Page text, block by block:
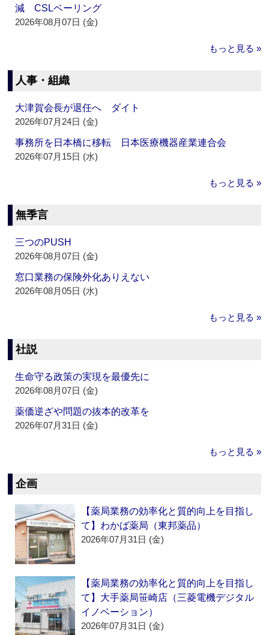
減 CSLベーリング
2026年08月07日 (金)
もっと見る »
人事・組織
大津賀会長が退任へ ダイト
2026年07月24日 (金)
事務所を日本橋に移転 日本医療機器産業連合会
2026年07月15日 (水)
もっと見る »
無季言
三つのPUSH
2026年08月07日 (金)
窓口業務の保険外化ありえない
2026年08月05日 (水)
もっと見る »
社説
生命守る政策の実現を最優先に
2026年08月07日 (金)
薬価逆ざや問題の抜本的改革を
2026年07月31日 (金)
もっと見る »
企画
【薬局業務の効率化と質的向上を目指し
て】わかば薬局（東邦薬品）
2026年07月31日 (金)
【薬局業務の効率化と質的向上を目指し
て】大手薬局笹崎店（三菱電機デジタル
イノベーション）
2026年07月31日 (金)